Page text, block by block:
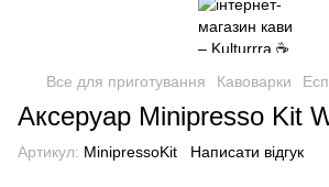
Все для приготування Кавоварки
Аксеруар Minipresso Kit
Артикул: MinipressoKit Написати відгук